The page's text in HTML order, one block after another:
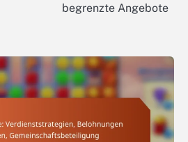
begrenzte Angebote